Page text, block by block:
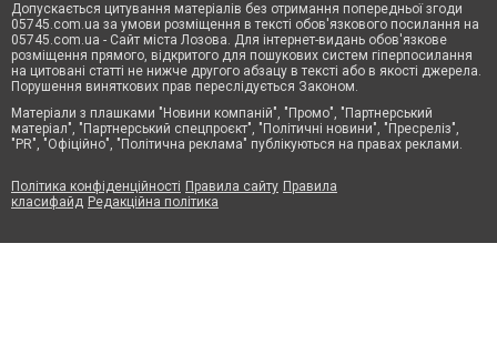
Допускається цитування матеріалів без отримання попередньої згоди
05745.com.ua за умови розміщення в тексті обов'язкового посилання на
05745.com.ua - Сайт міста Лозова. Для інтернет-видань обов'язкове
розміщення прямого, відкритого для пошукових систем гіперпосилання
на цитовані статті не нижче другого абзацу в тексті або в якості джерела.
Порушення виняткових прав переслідується Законом.
Матеріали з плашками "Новини компаній", "Промо", "Партнерський
матеріал", "Партнерський спецпроєкт", "Політичні новини", "Пресреліз",
"PR", "Офіційно", "Політична реклама" публікуються на правах реклами.
Політика конфіденційності Правила сайту Правила
класифайд Редакційна політика